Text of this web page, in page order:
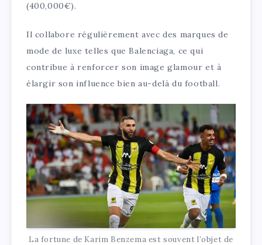
(400,000€).
Il collabore régulièrement avec des marques de
mode de luxe telles que Balenciaga, ce qui
contribue à renforcer son image glamour et à
élargir son influence bien au-delà du football.
La fortune de Karim Benzema est souvent l’objet de